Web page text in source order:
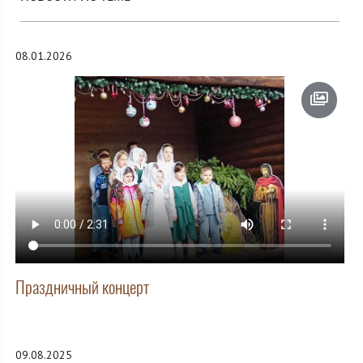
08.01.2026
Праздничный концерт
09.08.2025